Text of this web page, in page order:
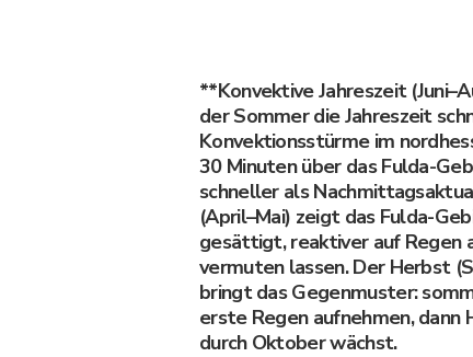
**Konvektive Jahreszeit
der Sommer die Jahreszeit
Konvektionsstürme im
30 Minuten über das Fulda-
schneller als
(April–Mai) zeigt das Fulda-
gesättigt, reaktiver auf Regen
vermuten lassen. Der Herbst
bringt das Gegenmuster:
erste Regen aufnehmen, dann
durch Oktober wächst.